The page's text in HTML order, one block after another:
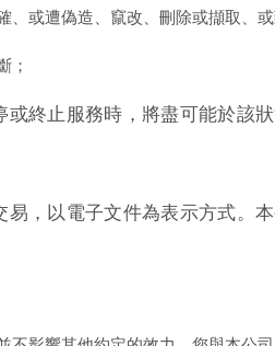
或遭偽造、竄改、刪除或擷取、
；
終止服務時，將盡可能於該
，以電子文件為表示方式。